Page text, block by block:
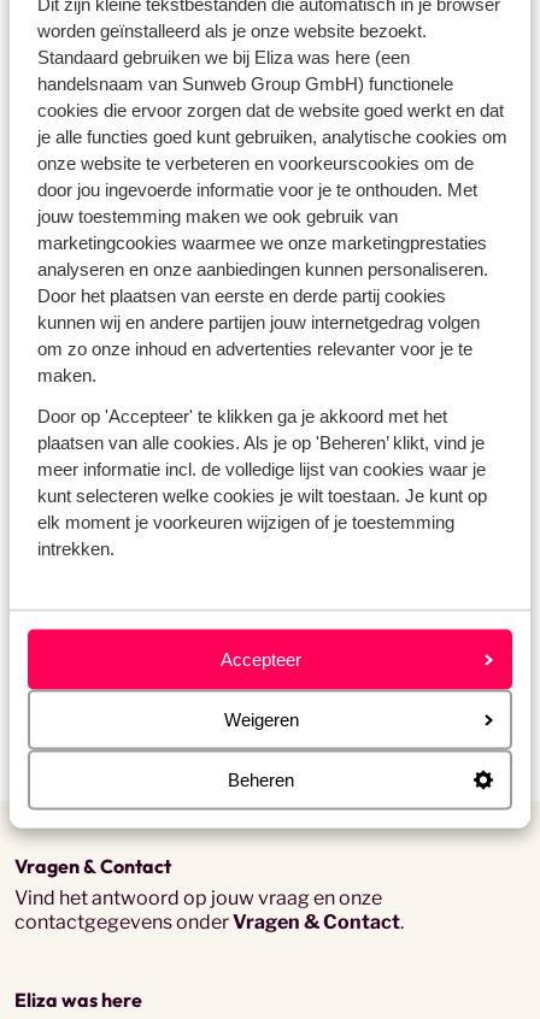
worden geïnstalleerd als je onze website bezoekt.
Standaard gebruiken we bij Eliza was here (een
handelsnaam van Sunweb Group GmbH) functionele
cookies die ervoor zorgen dat de website goed werkt en dat
je alle functies goed kunt gebruiken, analytische cookies om
onze website te verbeteren en voorkeurscookies om de
door jou ingevoerde informatie voor je te onthouden. Met
jouw toestemming maken we ook gebruik van
marketingcookies waarmee we onze marketingprestaties
analyseren en onze aanbiedingen kunnen personaliseren.
Door het plaatsen van eerste en derde partij cookies
kunnen wij en andere partijen jouw internetgedrag volgen
om zo onze inhoud en advertenties relevanter voor je te
maken.
Door op 'Accepteer' te klikken ga je akkoord met het
plaatsen van alle cookies. Als je op 'Beheren’ klikt, vind je
meer informatie incl. de volledige lijst van cookies waar je
kunt selecteren welke cookies je wilt toestaan. Je kunt op
elk moment je voorkeuren wijzigen of je toestemming
intrekken.
Accepteer
Weigeren
Beheren
gemakkelijk met een fly & drive vakantie en geniet van
vrijheid. In de zomervakantie raad ik je aan om te kiezen
voor het adembenemendeGriekenland , met zijn witte
huisjes en turquoise wateren. Voor de herfstvakantie is
Toscane,Italië, een geweldige optie met zijn
schilderachtige landschappen en heerlijke wijnen. Tijdens
de kerstvakantie kun je het betoverende
Andalusië,
Spanjeontdekken met zijn sprookjesachtige
sfeer en historische charme. Voor de voorjaarsvakantie
adviseer ik de Algarve,Portugal, met zijn prachtige
kustlijn en aangename temperaturen.
Kies voor een kleinschalig adresje en begin met aftellen
misschien zelfs via mijnlast minute
vakantieaanbiedingen
inclusief verblijf enhuurauto!
Vragen & Contact
Vind het antwoord op jouw vraag en onze
contactgegevens onderVragen & Contact.
Eliza was here